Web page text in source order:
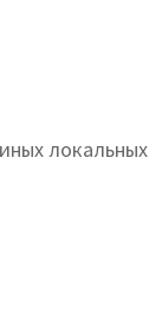
локальных